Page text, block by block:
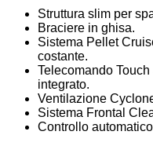
Struttura slim per
Braciere in ghisa.
Sistema Pellet
costante.
Telecomando
integrato.
Ventilazione
Sistema Frontal
Controllo